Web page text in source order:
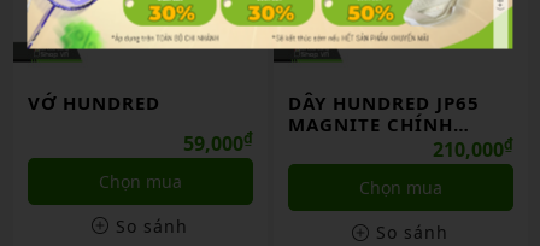
VỚ HUNDRED
59,000₫
Chọn mua
So sánh
DÂY HUNDRED JP65
MAGNITE CHÍNH
210,000₫
Chọn mua
So sánh